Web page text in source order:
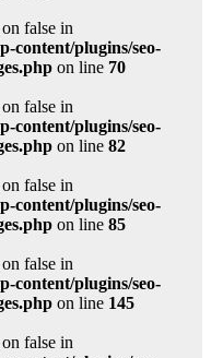
false in
content/plugins/seo-
on line 70
false in
content/plugins/seo-
on line 82
false in
content/plugins/seo-
on line 85
false in
content/plugins/seo-
on line 145
false in